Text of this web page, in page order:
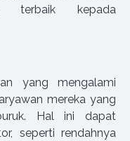
terbaik kepada
yang mengalami
mereka yang
Hal ini dapat
seperti rendahnya